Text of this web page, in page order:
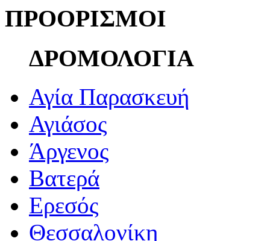
ΠΡΟΟΡΙΣΜΟΙ
ΔΡΟΜΟΛΟΓΙΑ
Αγία Παρασκευή
Αγιάσος
Άργενος
Βατερά
Ερεσός
Θεσσαλονίκη